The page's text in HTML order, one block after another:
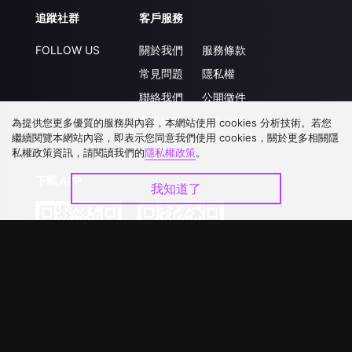
追蹤社群
FOLLOW US
客戶服務
關於我們
常見問題
聯絡我們
升級VIP
服務條款
隱私權
公開徵件
合作洽談
為提供您更多優質的服務與內容，本網站使用 cookies 分析技術。若您
繼續閱覽本網站內容，即表示您同意我們使用 cookies，關於更多相關隱
私權政策資訊，請閱讀我們的隱私權政策。
我知道了